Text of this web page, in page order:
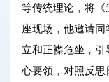
等传统理论，将
座现场，他邀请
立和正襟危坐，
心要领，对照反